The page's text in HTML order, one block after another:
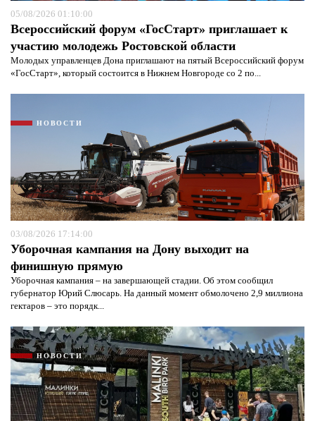
05/08/2026 01:10:00
Всероссийский форум «ГосСтарт» приглашает к
участию молодежь Ростовской области
Молодых управленцев Дона приглашают на пятый Всероссийский форум
«ГосСтарт», который состоится в Нижнем Новгороде со 2 по...
НОВОСТИ
03/08/2026 17:14:00
Уборочная кампания на Дону выходит на
финишную прямую
Уборочная кампания – на завершающей стадии. Об этом сообщил
губернатор Юрий Слюсарь. На данный момент обмолочено 2,9 миллиона
гектаров – это порядк...
НОВОСТИ